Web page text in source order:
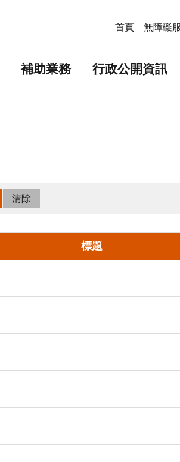
首頁 無障礙
補助業務 行政公開資訊
標題